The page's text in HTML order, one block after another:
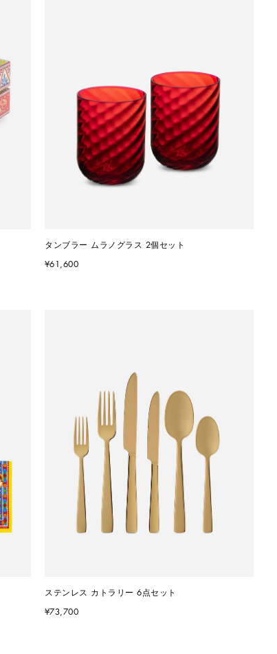
タンブラー ムラノグラス 2個セット
¥61,600
ステンレス カトラリー 6点セット
¥73,700